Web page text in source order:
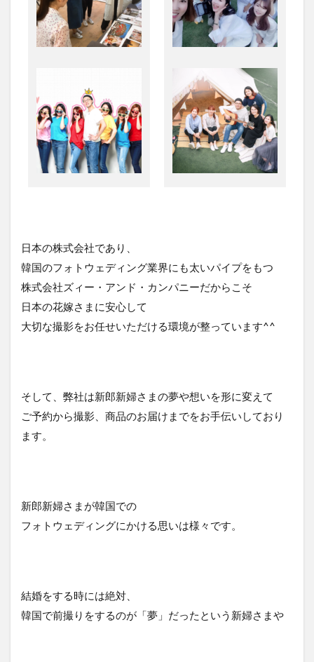
日本の株式会社であり、
韓国のフォトウェディング業界にも太いパイプをもつ
株式会社ズィー・アンド・カンパニーだからこそ
日本の花嫁さまに安心して
大切な撮影をお任せいただける環境が整っています^^
そして、弊社は新郎新婦さまの夢や想いを形に変えて
ご予約から撮影、商品のお届けまでをお手伝いしており
ます。
新郎新婦さまが韓国での
フォトウェディングにかける思いは様々です。
結婚をする時には絶対、
韓国で前撮りをするのが「夢」だったという新婦さまや